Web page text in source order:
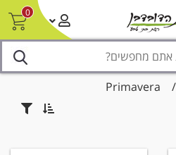
0
צור קשר/ביטול הזמנה
Primavera